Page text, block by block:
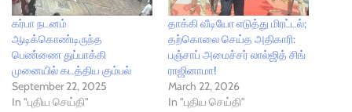
கர்பா நடனம்
ஆடிக்கொண்டிருந்த
பெண்ணை துப்பாக்கி
முனையில் கடத்திய கும்பல்
September 22, 2025
In "புதிய செய்தி"
தாக்கி வீடியோ எடுத்து மிரட்டல்;
தற்கொலை செய்த அதிகாரி:
பஞ்சாப் அமைச்சர் லால்ஜித் சிங்
ராஜினாமா!
March 22, 2026
In "புதிய செய்தி"